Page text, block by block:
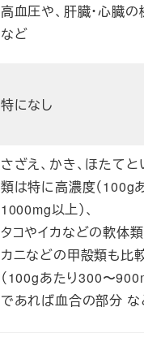
高血圧や、肝臓・心臓
など
特になし
さざえ、かき、ほたてと
類は特に高濃度（100g
1000mg以上）、
タコやイカなどの軟体類
カニなどの甲殻類も比
（100gあたり300〜
であれば血合の部分 な